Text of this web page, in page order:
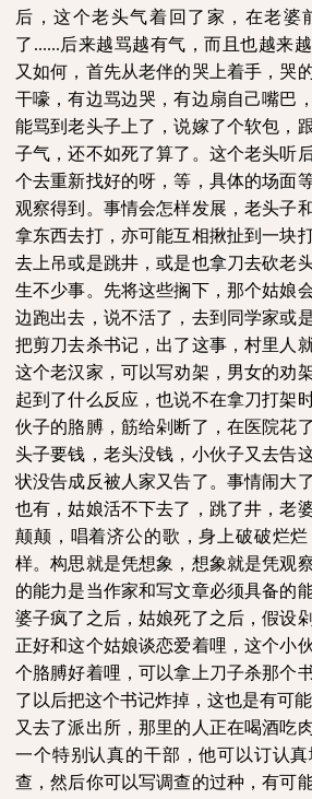
后，这个老头气着回了家，在老婆
了 ......后来越骂越有气，而且也越来
又如何，首先从老伴的哭上着手，哭
干嚎，有边骂边哭，有边扇自己嘴巴
能骂到老头子上了，说嫁了个软包，
子气，还不如死了算了。这个老头听
个去重新找好的呀，等，具体的场面
观察得到。事情会怎样发展，老头子
拿东西去打，亦可能互相揪扯到一块
去上吊或是跳井，或是也拿刀去砍老
生不少事。先将这些搁下，那个姑娘
边跑出去，说不活了，去到同学家或
把剪刀去杀书记，出了这事，村里人
这个老汉家，可以写劝架，男女的劝
起到了什么反应，也说不在拿刀打架
伙子的胳膊，筋给剁断了，在医院花
头子要钱，老头没钱，小伙子又去告
状没告成反被人家又告了。事情闹大
也有，姑娘活不下去了，跳了井，老
颠颠，唱着济公的歌，身上破破烂
样。构思就是凭想象，想象就是凭观
的能力是当作家和写文章必须具备的
婆子疯了之后，姑娘死了之后，假设
正好和这个姑娘谈恋爱着哩，这个小
个胳膊好着哩，可以拿上刀子杀那个
了以后把这个书记炸掉，这也是有可能
又去了派出所，那里的人正在喝酒吃
一个特别认真的干部，他可以订认
查，然后你可以写调查的过种，有可